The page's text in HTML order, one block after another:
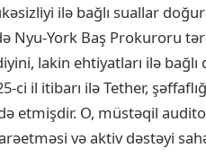
ilə bağlı suallar
Nyu-York Baş Prokuroru
lakin ehtiyatları ilə
ci il itibarı ilə Tether,
etmişdir. O, müstəqil
və aktiv dəstəyi